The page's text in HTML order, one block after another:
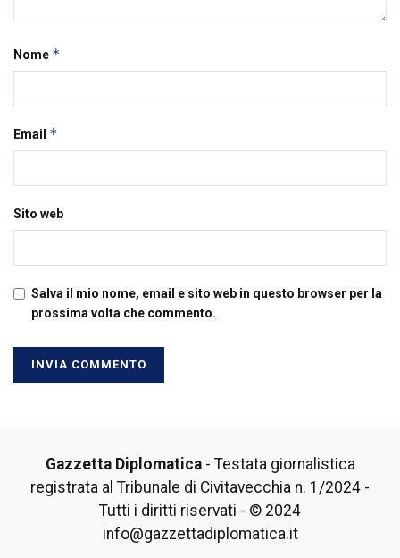
Nome *
Email *
Sito web
Salva il mio nome, email e sito web in questo browser per la
prossima volta che commento.
Gazzetta Diplomatica- Testata giornalistica
registrata al Tribunale di Civitavecchia n. 1/2024 -
Tutti i diritti riservati - © 2024
info@gazzettadiplomatica.it